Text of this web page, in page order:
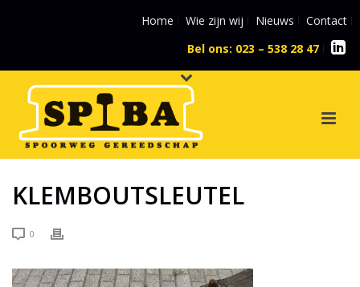
Home Wie zijn wij Nieuws
Contact
Bel ons: 023 – 538 28 47
KLEMBOUTSLEUTEL
0